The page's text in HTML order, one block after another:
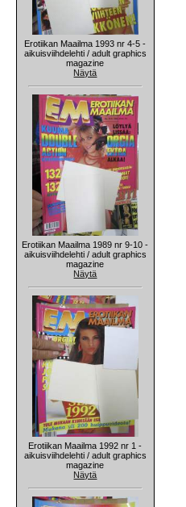
Erotiikan Maailma 1993 nr 4-5 -
aikuisviihdelehti / adult graphics
magazine
Näytä
Erotiikan Maailma 1989 nr 9-10 -
aikuisviihdelehti / adult graphics
magazine
Näytä
Erotiikan Maailma 1992 nr 1 -
aikuisviihdelehti / adult graphics
magazine
Näytä